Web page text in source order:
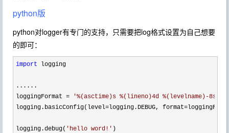
python版
python对logger有专门的支持，只需要把log格式设置为自己想要
的即可：
import logging
......
loggingFormat = '%(asctime)s %(lineno)4d %(levelname)-8s
logging.basicConfig(level=logging.DEBUG,
logging.debug( ' hello word! ' )